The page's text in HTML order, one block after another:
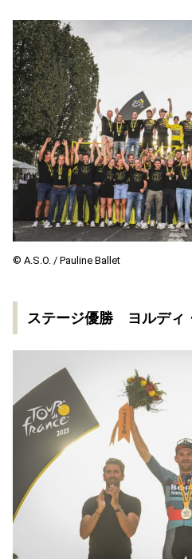
©︎ A.S.O. / Pauline Ballet
ステージ優勝 ヨルディ